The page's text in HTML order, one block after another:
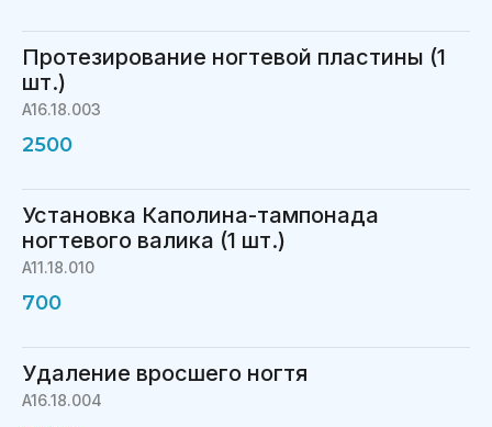
Протезирование ногтевой пластины (1
шт.)
A16.18.003
2500
Установка Каполина-тампонада
ногтевого валика (1 шт.)
A11.18.010
700
Удаление вросшего ногтя
A16.18.004